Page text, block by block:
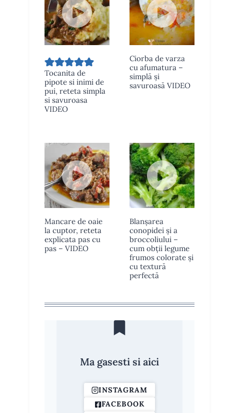
Tocanita de
pipote si inimi de
pui, reteta simpla
si savuroasa
VIDEO
Ciorba de varza
cu afumatura –
simplă și
savuroasă VIDEO
Mancare de oaie
la cuptor, reteta
explicata pas cu
pas – VIDEO
Blanșarea
conopidei și a
broccoliului –
cum obții legume
frumos colorate și
cu textură
perfectă
Ma gasesti si aici
INSTAGRAM
FACEBOOK